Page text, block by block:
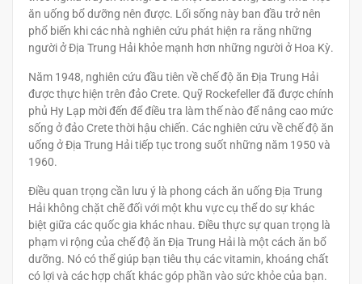
ăn uống bổ dưỡng nên được. Lối sống này ban đầu trở nên
phổ biến khi các nhà nghiên cứu phát hiện ra rằng những
người ở Địa Trung Hải khỏe mạnh hơn những người ở Hoa Kỳ.
Năm 1948, nghiên cứu đầu tiên về chế độ ăn Địa Trung Hải
được thực hiện trên đảo Crete. Quỹ Rockefeller đã được chính
phủ Hy Lạp mời đến để điều tra làm thế nào để nâng cao mức
sống ở đảo Crete thời hậu chiến. Các nghiên cứu về chế độ ăn
uống ở Địa Trung Hải tiếp tục trong suốt những năm 1950 và
1960.
Điều quan trọng cần lưu ý là phong cách ăn uống Địa Trung
Hải không chặt chẽ đối với một khu vực cụ thể do sự khác
biệt giữa các quốc gia khác nhau. Điều thực sự quan trọng là
phạm vi rộng của chế độ ăn Địa Trung Hải là một cách ăn bổ
dưỡng. Nó có thể giúp bạn tiêu thụ các vitamin, khoáng chất
có lợi và các hợp chất khác góp phần vào sức khỏe của bạn.